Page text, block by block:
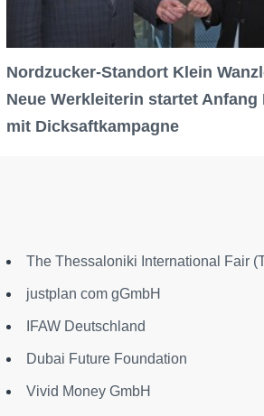
Nordzucker-Standort Klein
Neue Werkleiterin startet Anfang
mit Dicksaftkampagne
The Thessaloniki International Fair
justplan com gGmbH
IFAW Deutschland
Dubai Future Foundation
Vivid Money GmbH